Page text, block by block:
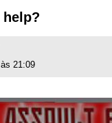
help?
21:09